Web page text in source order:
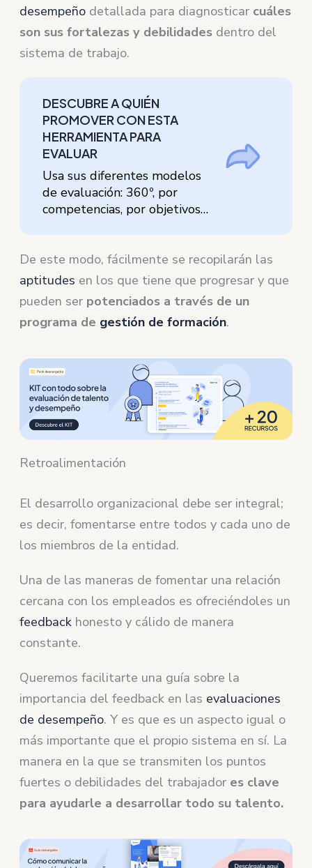
desempeño detallada para diagnosticar cuáles
son sus fortalezas y debilidades dentro del
sistema de trabajo.
DESCUBRE A QUIÉN
PROMOVER CON ESTA
HERRAMIENTA PARA
EVALUAR
Usa sus diferentes modelos
de evaluación: 360º, por
competencias, por objetivos…
De este modo, fácilmente se recopilarán las
aptitudes en los que tiene que progresar y que
pueden ser potenciados a través de un
programa de gestión de formación.
Retroalimentación
El desarrollo organizacional debe ser integral;
es decir, fomentarse entre todos y cada uno de
los miembros de la entidad.
Una de las maneras de fomentar una relación
cercana con los empleados es ofreciéndoles un
feedback honesto y cálido de manera
constante.
Queremos facilitarte una guía sobre la
importancia del feedback en las evaluaciones
de desempeño. Y es que es un aspecto igual o
más importante que el propio sistema en sí. La
manera en la que se transmiten los puntos
fuertes o debilidades del trabajador es clave
para ayudarle a desarrollar todo su talento.